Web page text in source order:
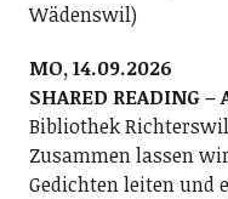
Wädenswil)
MO, 14.09.2026
SHARED READING –
Bibliothek Richterswil
Zusammen lassen
Gedichten leiten und